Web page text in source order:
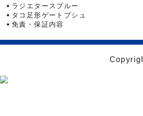
ラジエタースプルー
タコ足形ゲートブシュ
免責・保証内容